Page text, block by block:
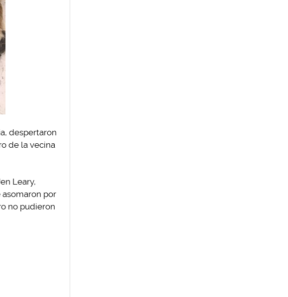
despertaron
de la vecina
Leary,
asomaron por
no pudieron